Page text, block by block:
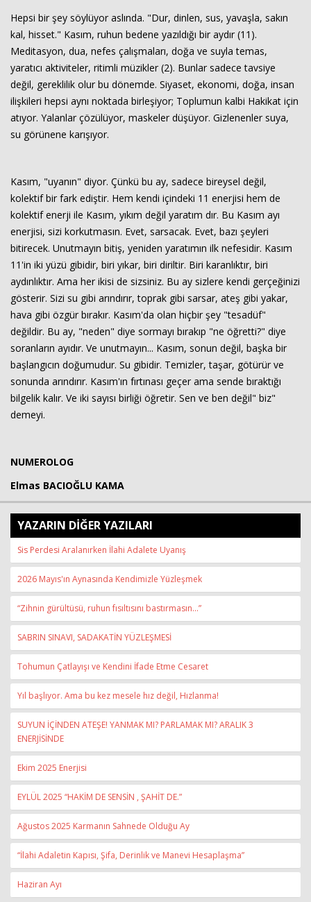
Hepsi bir şey söylüyor aslında. "Dur, dinlen, sus, yavaşla, sakın
kal, hisset." Kasım, ruhun bedene yazıldığı bir aydır (11).
Meditasyon, dua, nefes çalışmaları, doğa ve suyla temas,
yaratıcı aktiviteler, ritimli müzikler (2). Bunlar sadece tavsiye
değil, gereklilik olur bu dönemde. Siyaset, ekonomi, doğa, insan
ilişkileri hepsi aynı noktada birleşiyor; Toplumun kalbi Hakikat için
atıyor. Yalanlar çözülüyor, maskeler düşüyor. Gizlenenler suya,
su görünene karışıyor.
Kasım, "uyanın" diyor. Çünkü bu ay, sadece bireysel değil,
kolektif bir fark ediştir. Hem kendi içindeki 11 enerjisi hem de
kolektif enerji ile Kasım, yıkım değil yaratım dır. Bu Kasım ayı
enerjisi, sizi korkutmasın. Evet, sarsacak. Evet, bazı şeyleri
bitirecek. Unutmayın bitiş, yeniden yaratımın ilk nefesidir. Kasım
11'in iki yüzü gibidir, biri yıkar, biri diriltir. Biri karanlıktır, biri
aydınlıktır. Ama her ikisi de sizsiniz. Bu ay sizlere kendi gerçeğinizi
gösterir. Sizi su gibi arındırır, toprak gibi sarsar, ateş gibi yakar,
hava gibi özgür bırakır. Kasım'da olan hiçbir şey "tesadüf"
değildir. Bu ay, "neden" diye sormayı bırakıp "ne öğretti?" diye
soranların ayıdır. Ve unutmayın... Kasım, sonun değil, başka bir
başlangıcın doğumudur. Su gibidir. Temizler, taşar, götürür ve
sonunda arındırır. Kasım'ın fırtınası geçer ama sende bıraktığı
bilgelik kalır. Ve iki sayısı birliği öğretir. Sen ve ben değil" biz"
demeyi.
NUMEROLOG
Elmas BACIOĞLU KAMA
YAZARIN DİĞER YAZILARI
Sis Perdesi Aralanırken İlahi Adalete Uyanış
2026 Mayıs'ın Aynasında Kendimizle Yüzleşmek
“Zihnin gürültüsü, ruhun fısıltısını bastırmasın...”
SABRIN SINAVI, SADAKATİN YÜZLEŞMESİ
Tohumun Çatlayışı ve Kendini İfade Etme Cesaret
Yıl başlıyor. Ama bu kez mesele hız değil, Hızlanma!
SUYUN İÇİNDEN ATEŞE! YANMAK MI? PARLAMAK MI? ARALIK 3
ENERJİSİNDE
Ekim 2025 Enerjisi
EYLÜL 2025 “HAKİM DE SENSİN , ŞAHİT DE.”
Ağustos 2025 Karmanın Sahnede Olduğu Ay
“İlahi Adaletin Kapısı, Şifa, Derinlik ve Manevi Hesaplaşma”
Haziran Ayı